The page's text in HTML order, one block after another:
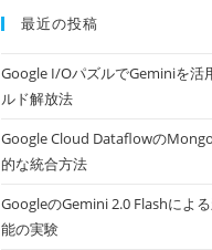
最近の投稿
Google I/OパズルでGeminiを活
ルド解放法
Google Cloud Dataflowの
的な統合方法
GoogleのGemini 2.0 Flashによ
能の実験